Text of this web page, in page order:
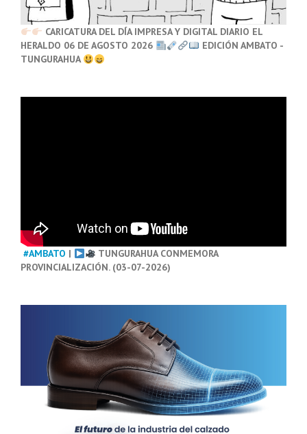
CARICATURA DEL DÍA IMPRESA Y DIGITAL DIARIO EL
HERALDO 06 DE AGOSTO 2026
EDICIÓN AMBATO -
TUNGURAHUA
#AMBATO |
TUNGURAHUA CONMEMORA
PROVINCIALIZACIÓN. (03-07-2026)